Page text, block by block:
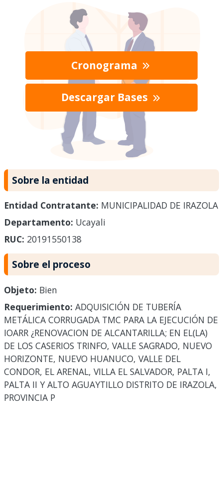
Cronograma
Descargar Bases
Sobre la entidad
Entidad Contratante: MUNICIPALIDAD DE IRAZOLA
Departamento: Ucayali
RUC: 20191550138
Sobre el proceso
Objeto: Bien
Requerimiento: ADQUISICIÓN DE TUBERÍA
METÁLICA CORRUGADA TMC PARA LA EJECUCIÓN DE
IOARR ¿RENOVACION DE ALCANTARILLA; EN EL(LA)
DE LOS CASERIOS TRINFO, VALLE SAGRADO, NUEVO
HORIZONTE, NUEVO HUANUCO, VALLE DEL
CONDOR, EL ARENAL, VILLA EL SALVADOR, PALTA I,
PALTA II Y ALTO AGUAYTILLO DISTRITO DE IRAZOLA,
PROVINCIA P